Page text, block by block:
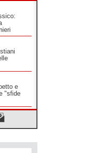
e
"sfide
sul